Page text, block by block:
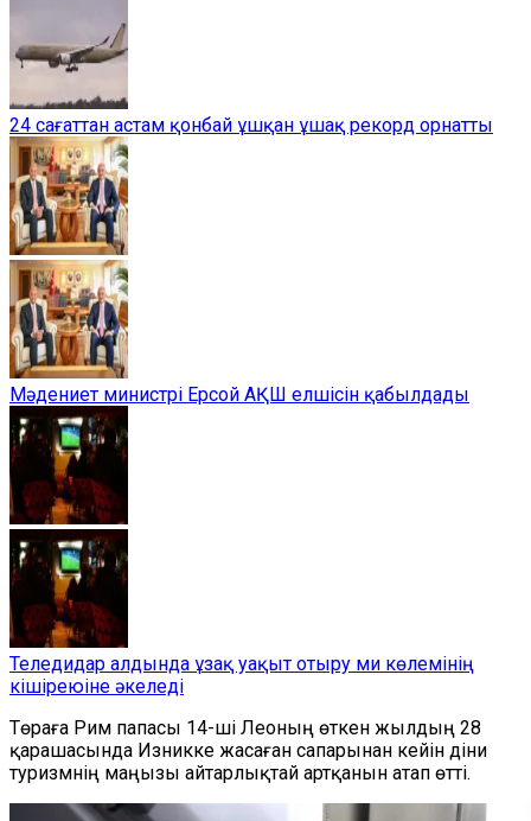
24 сағаттан астам қонбай ұшқан ұшақ рекорд орнатты
Мәдениет министрі Ерсой АҚШ елшісін қабылдады
Теледидар алдында ұзақ уақыт отыру ми көлемінің
кішіреюіне әкеледі
Төраға Рим папасы 14-ші Леоның өткен жылдың 28
қарашасында Изникке жасаған сапарынан кейін діни
туризмнің маңызы айтарлықтай артқанын атап өтті.